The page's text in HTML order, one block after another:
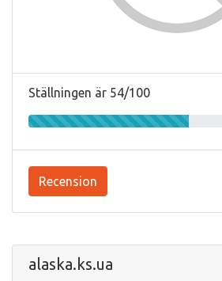
Ställningen är 54/100
Recension
alaska.ks.ua